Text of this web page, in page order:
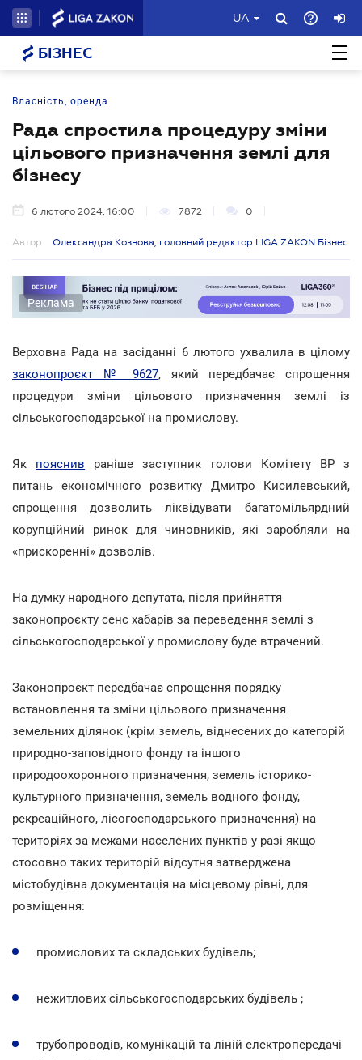
UA
БІЗНЕС
Власність, оренда
Рада спростила процедуру зміни
цільового призначення землі для
бізнесу
6 лютого 2024, 16:00 7872 0
Автор: Олександра Кознова, головний редактор LIGA ZAKON Бізнес
Реклама
Верховна Рада на засіданні 6 лютого ухвалила в цілому
законопроєкт № 9627, який передбачає спрощення
процедури зміни цільового призначення землі із
сільськогосподарської на промислову.
Як пояснив раніше заступник голови Комітету ВР з
питань економічного розвитку Дмитро Кисилевський,
спрощення дозволить ліквідувати багатомільярдний
корупційний ринок для чиновників, які заробляли на
«прискоренні» дозволів.
На думку народного депутата, після прийняття
законопроєкту сенс хабарів за переведення землі з
сільськогосподарської у промислову буде втрачений.
Законопроєкт передбачає спрощення порядку
встановлення та зміни цільового призначення
земельних ділянок (крім земель, віднесених до категорій
природно-заповідного фонду та іншого
природоохоронного призначення, земель історико-
культурного призначення, земель водного фонду,
рекреаційного, лісогосподарського призначення) на
територіях за межами населених пунктів у разі якщо
стосовно таких територій відсутня затверджена
містобудівна документація на місцевому рівні, для
розміщення:
промислових та складських будівель;
нежитлових сільськогосподарських будівель ;
трубопроводів, комунікацій та ліній електропередачі